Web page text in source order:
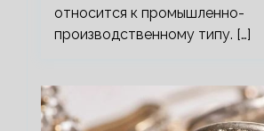
относится к промышленно-
производственному типу. […]